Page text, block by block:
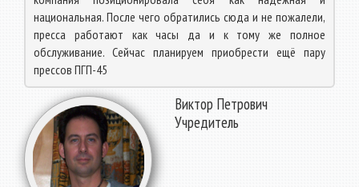
национальная. После чего обратились сюда и не пожалели,
пресса работают как часы да и к тому же полное
обслуживание. Сейчас планируем приобрести ещё пару
прессов ПГП-45
Виктор Петрович
Учредитель